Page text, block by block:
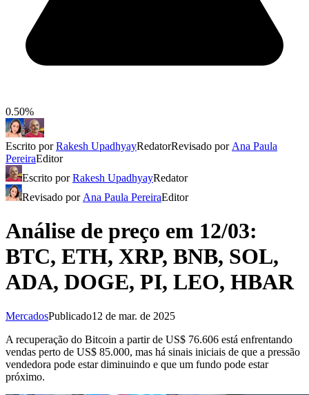
0.50%
Escrito porRakesh UpadhyayRedatorRevisado por Ana Paula
PereiraEditor
Escrito porRakesh UpadhyayRedator
Revisado por Ana Paula PereiraEditor
Análise de preço em 12/03:
BTC, ETH, XRP, BNB, SOL,
ADA, DOGE, PI, LEO, HBAR
MercadosPublicado12 de mar. de 2025
A recuperação do Bitcoin a partir de US$ 76.606 está enfrentando
vendas perto de US$ 85.000, mas há sinais iniciais de que a pressão
vendedora pode estar diminuindo e que um fundo pode estar
próximo.